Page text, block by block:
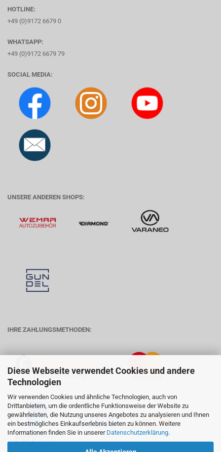
Diese Webseite verwendet Cookies und andere
Technologien
Wir verwenden Cookies und ähnliche Technologien, auch von
Drittanbietern, um die ordentliche Funktionsweise der Website zu
gewährleisten, die Nutzung unseres Angebotes zu analysieren und Ihnen
ein bestmögliches Einkaufserlebnis bieten zu können. Weitere
Informationen finden Sie in unserer Datenschutzerklärung.
HOTLINE:
+49 (0)9172 6679 0
WHATSAPP:
+49 (0)9172 6679 79
SOCIAL MEDIA:
UNSERE ANDEREN SHOPS:
IHRE ZAHLUNGSMETHODEN: